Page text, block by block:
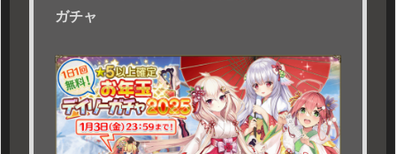
ガチャ